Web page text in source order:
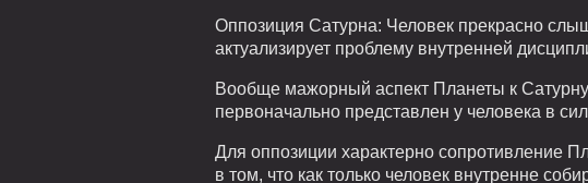
Оппозиция Сатурна: Человек прекрасно
актуализирует проблему внутренней
Вообще мажорный аспект Планеты к
первоначально представлен у человека в
Для оппозиции характерно сопротивление
в том, что как только человек внутренне